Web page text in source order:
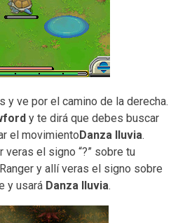
y ve por el camino de la derecha.
y te dirá que debes buscar
el movimientoDanza lluvia.
veras el signo “?” sobre tu
y allí veras el signo sobre
y usará Danza lluvia.